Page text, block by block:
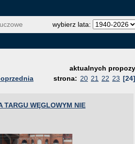
wybierz lata:
aktualnych
strona: 20 21 22 23 [24]
TARGU WĘGLOWYM NIE